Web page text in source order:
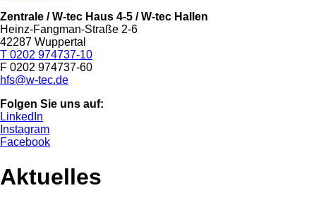
Zentrale / W-tec Haus 4-5 / W-tec Hallen
Heinz-Fangman-Straße 2-6
42287 Wuppertal
T 0202 974737-10
F 0202 974737-60
hfs@w-tec.de
Folgen Sie uns auf:
LinkedIn
Instagram
Facebook
Aktuelles